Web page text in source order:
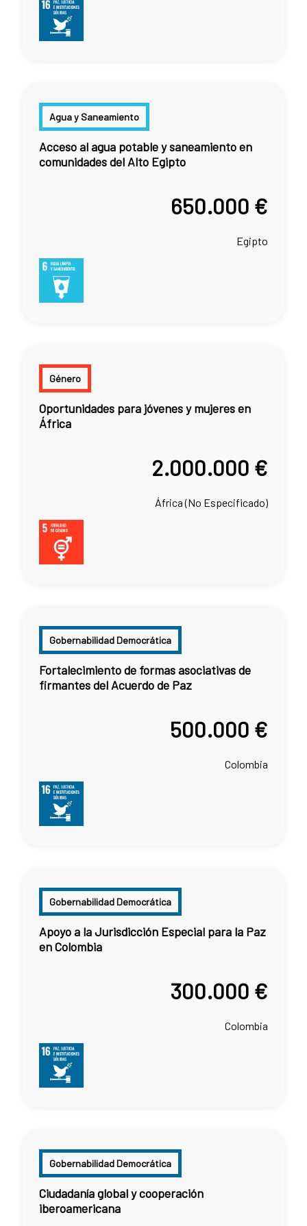
Agua y Saneamiento
Acceso al agua potable y saneamiento en
comunidades del Alto Egipto
650.000 €
Egipto
Género
Oportunidades para jóvenes y mujeres en
África
2.000.000 €
África (No Especificado)
Gobernabilidad Democrática
Fortalecimiento de formas asociativas de
firmantes del Acuerdo de Paz
500.000 €
Colombia
Gobernabilidad Democrática
Apoyo a la Jurisdicción Especial para la Paz
en Colombia
300.000 €
Colombia
Gobernabilidad Democrática
Ciudadanía global y cooperación
iberoamericana